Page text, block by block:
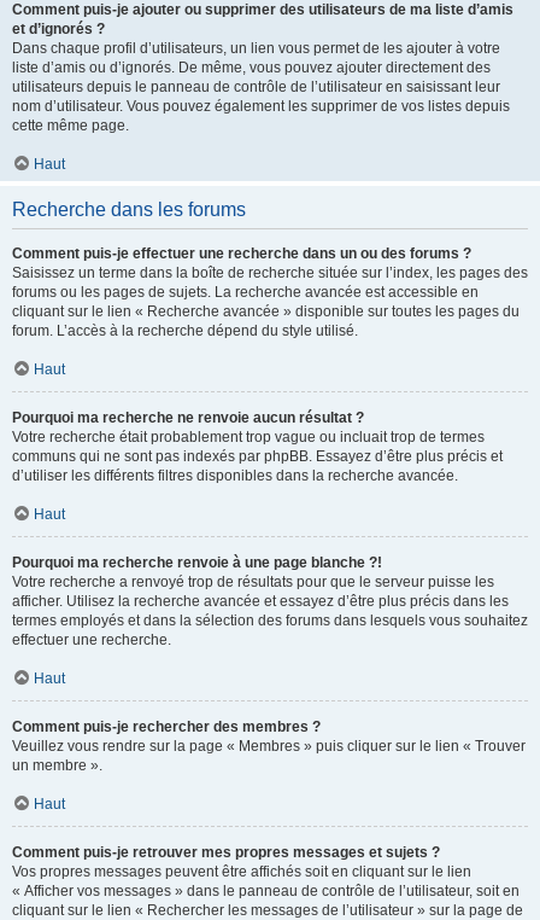
Comment puis-je ajouter ou supprimer des utilisateurs de ma liste d’amis
et d’ignorés ?
Dans chaque profil d’utilisateurs, un lien vous permet de les ajouter à votre
liste d’amis ou d’ignorés. De même, vous pouvez ajouter directement des
utilisateurs depuis le panneau de contrôle de l’utilisateur en saisissant leur
nom d’utilisateur. Vous pouvez également les supprimer de vos listes depuis
cette même page.
Haut
Recherche dans les forums
Comment puis-je effectuer une recherche dans un ou des forums ?
Saisissez un terme dans la boîte de recherche située sur l’index, les pages des
forums ou les pages de sujets. La recherche avancée est accessible en
cliquant sur le lien « Recherche avancée » disponible sur toutes les pages du
forum. L’accès à la recherche dépend du style utilisé.
Haut
Pourquoi ma recherche ne renvoie aucun résultat ?
Votre recherche était probablement trop vague ou incluait trop de termes
communs qui ne sont pas indexés par phpBB. Essayez d’être plus précis et
d’utiliser les différents filtres disponibles dans la recherche avancée.
Haut
Pourquoi ma recherche renvoie à une page blanche ?!
Votre recherche a renvoyé trop de résultats pour que le serveur puisse les
afficher. Utilisez la recherche avancée et essayez d’être plus précis dans les
termes employés et dans la sélection des forums dans lesquels vous souhaitez
effectuer une recherche.
Haut
Comment puis-je rechercher des membres ?
Veuillez vous rendre sur la page « Membres » puis cliquer sur le lien « Trouver
un membre ».
Haut
Comment puis-je retrouver mes propres messages et sujets ?
Vos propres messages peuvent être affichés soit en cliquant sur le lien
« Afficher vos messages » dans le panneau de contrôle de l’utilisateur, soit en
cliquant sur le lien « Rechercher les messages de l’utilisateur » sur la page de